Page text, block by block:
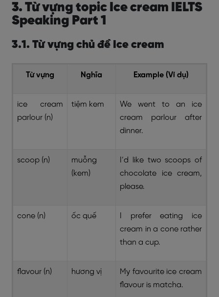
3. Từ vựng topic Ice cream IELTS
Speaking Part 1
3.1. Từ vựng chủ đề Ice cream
Từ vựng Nghĩa Example (Ví dụ)
ice cream
parlour (n)
tiệm kem
We went to an ice
cream parlour after
dinner.
scoop (n)
muỗng
(kem)
I’d like two scoops of
chocolate ice cream,
please.
cone (n) ốc quế
I prefer eating ice
cream in a cone rather
than a cup.
flavour (n) hương vị
My favourite ice cream
flavour is matcha.